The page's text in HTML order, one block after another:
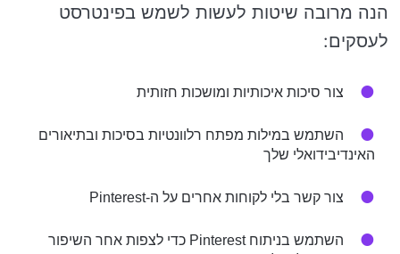
הנה מרובה שיטות לעשות לשמש בפינטרסט
לעסקים:
צור סיכות איכותיות ומושכות חזותית
השתמש במילות מפתח רלוונטיות בסיכות ובתיאורים
האינדיבידואלי שלך
צור קשר בלי לקוחות אחרים על ה-Pinterest
השתמש בניתוח Pinterest כדי לצפות אחר השיפור